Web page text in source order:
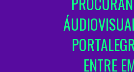
ENTRE